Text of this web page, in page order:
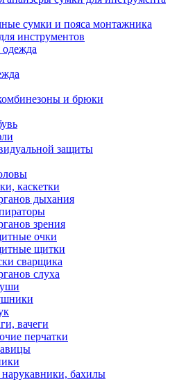
сумки и пояса монтажника
инструментов
одежда
и брюки
защиты
каскетки
дыхания
зрения
очки
щитки
сварщика
слуха
вачеги
перчатки
бахилы